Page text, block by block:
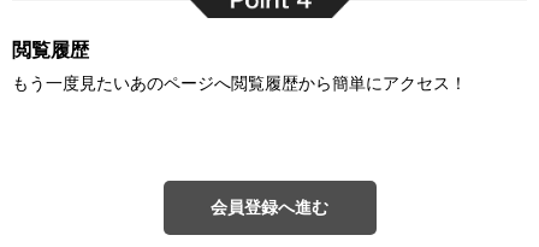
閲覧履歴
もう一度見たいあのページへ閲覧履歴から簡単にアクセス！
会員登録へ進む